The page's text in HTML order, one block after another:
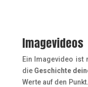
Imagevideos
Ein Imagevideo ist
die Geschichte
Werte auf den